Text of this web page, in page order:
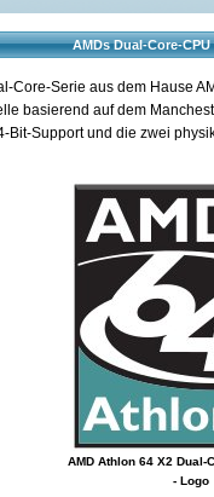
AMDs Dual-Core-
Core-Serie aus dem Hause
basierend auf dem
Bit-Support und die zwei
AMD Athlon 64 X2 Dual-
- Logo